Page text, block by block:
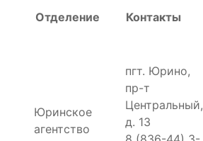
Отделение Контакты
Юринское
агентство
пгт. Юрино,
пр-т
Центральный,
д. 13